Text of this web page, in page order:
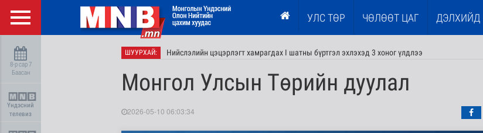
УЛС ТӨР ЧӨЛӨӨТ ЦАГ ДЭЛХИЙД
8-р сар 7
Баасан
Үндэсний
телевиз
ШУУРХАЙ: Нийслэлийн цэцэрлэгт хамрагдах I шатны бүртгэл эхлэхэд 3 хоног үлдлээ
Монгол Улсын Төрийн дуулал
2026-05-10 06:03:34